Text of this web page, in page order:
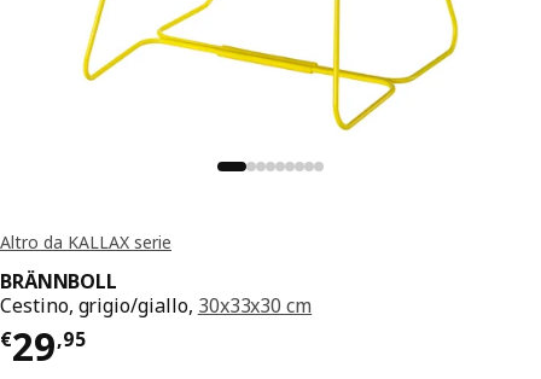
Altro da KALLAX serie
BRÄNNBOLL
Cestino, grigio/giallo, 30x33x30 cm
€29,95
Prezzo € 29,95